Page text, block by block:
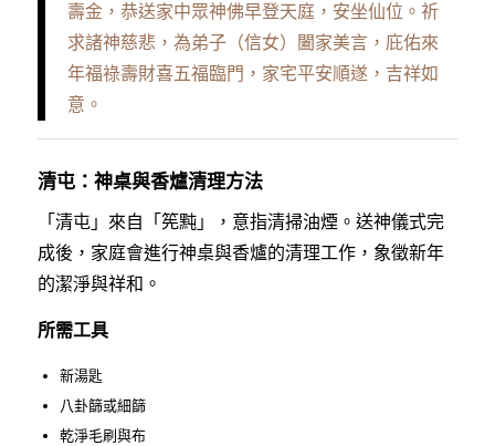
壽金，恭送家中眾神佛早登天庭，安坐仙位。祈
求諸神慈悲，為弟子（信女）闔家美言，庇佑來
年福祿壽財喜五福臨門，家宅平安順遂，吉祥如
意。
清屯：神桌與香爐清理方法
「清屯」來自「筅黗」，意指清掃油煙。送神儀式完
成後，家庭會進行神桌與香爐的清理工作，象徵新年
的潔淨與祥和。
所需工具
新湯匙
八卦篩或細篩
乾淨毛刷與布